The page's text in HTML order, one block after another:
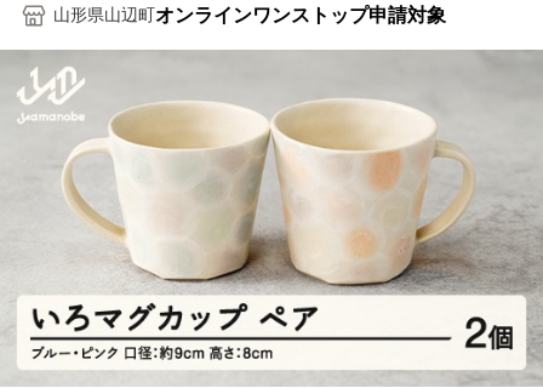
山形県山辺町 オンラインワンストップ申請対象